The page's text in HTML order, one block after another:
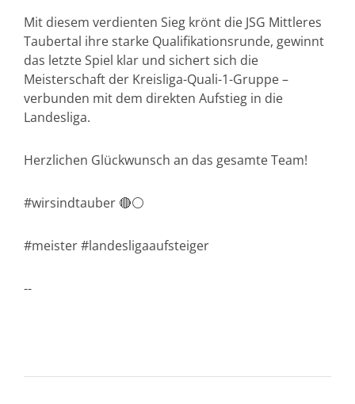
Mit diesem verdienten Sieg krönt die JSG Mittleres
Taubertal ihre starke Qualifikationsrunde, gewinnt
das letzte Spiel klar und sichert sich die
Meisterschaft der Kreisliga-Quali-1-Gruppe –
verbunden mit dem direkten Aufstieg in die
Landesliga.
Herzlichen Glückwunsch an das gesamte Team!
#wirsindtauber 🔴⚪️
#meister #landesligaaufsteiger
--